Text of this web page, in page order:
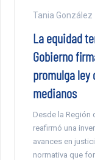
Tania González
La equidad
Gobierno
promulga ley
medianos
Desde la Región
reafirmó una
avances en
normativa que